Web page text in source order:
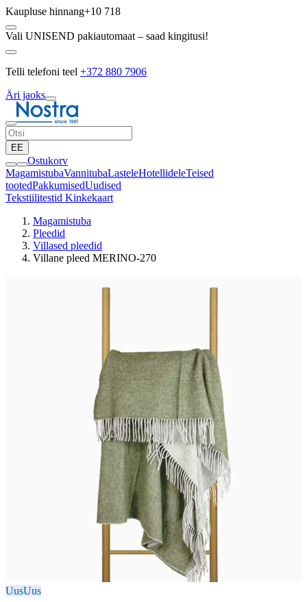
Kaupluse hinnang+10 718
Vali UNISEND pakiautomaat – saad kingitusi!
Telli telefoni teel +372 880 7906
Äri jaoks
EE
Ostukorv
MagamistubaVannitubaLasteleHotellideleTeised
tootedPakkumisedUudised
Tekstiilitestid Kinkekaart
Magamistuba
Pleedid
Villased pleedid
Villane pleed MERINO-270
UusUus